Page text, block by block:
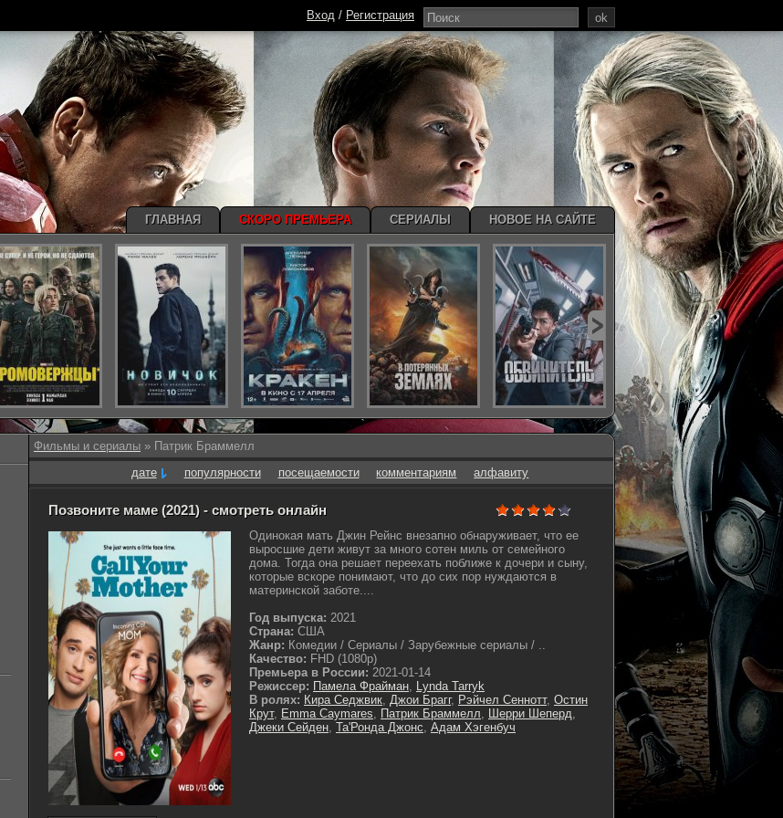
Фильмы и сериалы » Патрик Браммелл
дате
популярности посещаемости комментариям алфавиту
Позвоните маме (2021) - смотреть онлайн
Одинокая мать Джин Рейнс внезапно обнаруживает, что ее
выросшие дети живут за много сотен миль от семейного
дома. Тогда она решает переехать поближе к дочери и сыну,
которые вскоре понимают, что до сих пор нуждаются в
материнской заботе....
Год выпуска: 2021
Страна: США
Жанр: Комедии / Сериалы / Зарубежные сериалы / ..
Качество: FHD (1080p)
Премьера в России: 2021-01-14
Режиссер: Памела Фрайман, Lynda Tarryk
В ролях: Кира Седжвик, Джои Брагг, Рэйчел Сеннотт, Остин
Крут, Emma Caymares, Патрик Браммелл, Шерри Шеперд,
Джеки Сейден, Та'Ронда Джонс, Адам Хэгенбуч
ok
Вход / Регистрация
ГЛАВНАЯ СКОРО ПРЕМЬЕРА СЕРИАЛЫ НОВОЕ НА САЙТЕ